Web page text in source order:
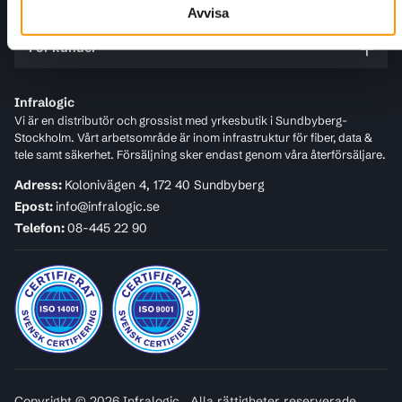
Avvisa
Infralogic
Vi är en distributör och grossist med yrkesbutik i Sundbyberg-
Stockholm. Vårt arbetsområde är inom infrastruktur för fiber, data &
tele samt säkerhet. Försäljning sker endast genom våra återförsäljare.
Adress: Kolonivägen 4, 172 40 Sundbyberg
Epost:info@infralogic.se
Telefon:08-445 22 90
För kunder